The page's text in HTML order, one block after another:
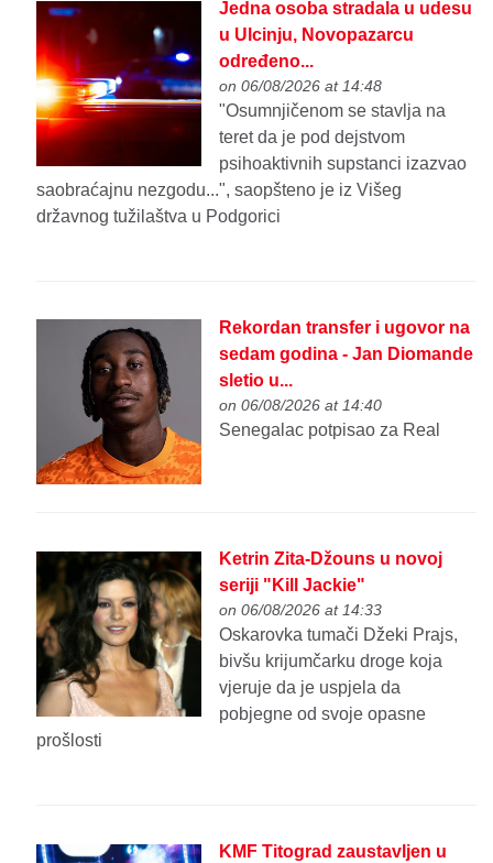
Jedna osoba stradala u udesu
u Ulcinju, Novopazarcu
određeno...
on 06/08/2026 at 14:48
"Osumnjičenom se stavlja na
teret da je pod dejstvom
psihoaktivnih supstanci izazvao
saobraćajnu nezgodu...", saopšteno je iz Višeg
državnog tužilaštva u Podgorici
Rekordan transfer i ugovor na
sedam godina - Jan Diomande
sletio u...
on 06/08/2026 at 14:40
Senegalac potpisao za Real
Ketrin Zita-Džouns u novoj
seriji "Kill Jackie"
on 06/08/2026 at 14:33
Oskarovka tumači Džeki Prajs,
bivšu krijumčarku droge koja
vjeruje da je uspjela da
pobjegne od svoje opasne
prošlosti
KMF Titograd zaustavljen u